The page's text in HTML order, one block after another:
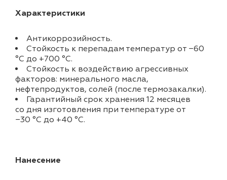
Характеристики
Антикоррозийность.
Стойкость к перепадам температур от −60
°С до +700 °С.
Стойкость к воздействию агрессивных
факторов: минерального масла,
нефтепродуктов, солей (после термозакалки).
Гарантийный срок хранения 12 месяцев
со дня изготовления при температуре от
−30 °С до +40 °С.
Нанесение